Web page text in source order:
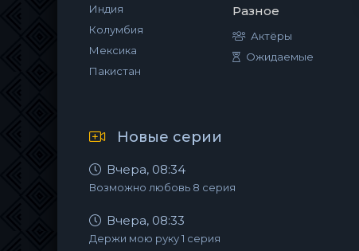
Индия
Колумбия
Мексика
Пакистан
Разное
Актёры
Ожидаемые
Новые серии
Вчера, 08:34
Возможно любовь 8 серия
Вчера, 08:33
Держи мою руку 1 серия